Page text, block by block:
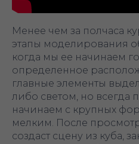
Менее чем за полчаса
этапы моделирования
когда мы ее начинаем
определенное
главные элементы
либо светом, но всегда
начинаем с крупных
мелким. После
создаст сцену из куба,